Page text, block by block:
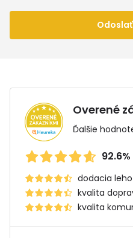
Overené
Ďalšie
92.6%
dodacia
kvalita
kvalita